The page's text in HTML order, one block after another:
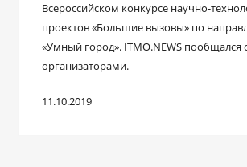
Всероссийском конкурсе научно-
проектов «Большие вызовы» по
«Умный город». ITMO.NEWS пообщался
организаторами.
11.10.2019